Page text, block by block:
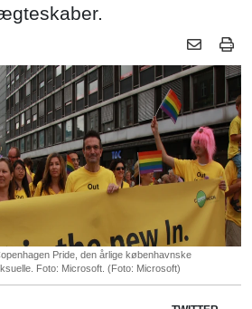
Pride, den årlige københavnske
Foto: Microsoft. (Foto: Microsoft)